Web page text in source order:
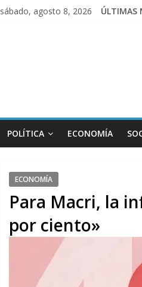
sábado, agosto 8, 2026 ÚLTIMAS
POLÍTICA ECONOMÍA
ECONOMÍA
Para Macri, la
por ciento»